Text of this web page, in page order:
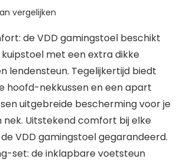
vergelijken
de VDD gamingstoel beschikt
met een extra dikke
lendensteun. Tegelijkertijd biedt
hoofd-nekkussen en een apart
uitgebreide bescherming voor je
Uitstekend comfort bij elke
VDD gamingstoel gegarandeerd.
set: de inklapbare voetsteun